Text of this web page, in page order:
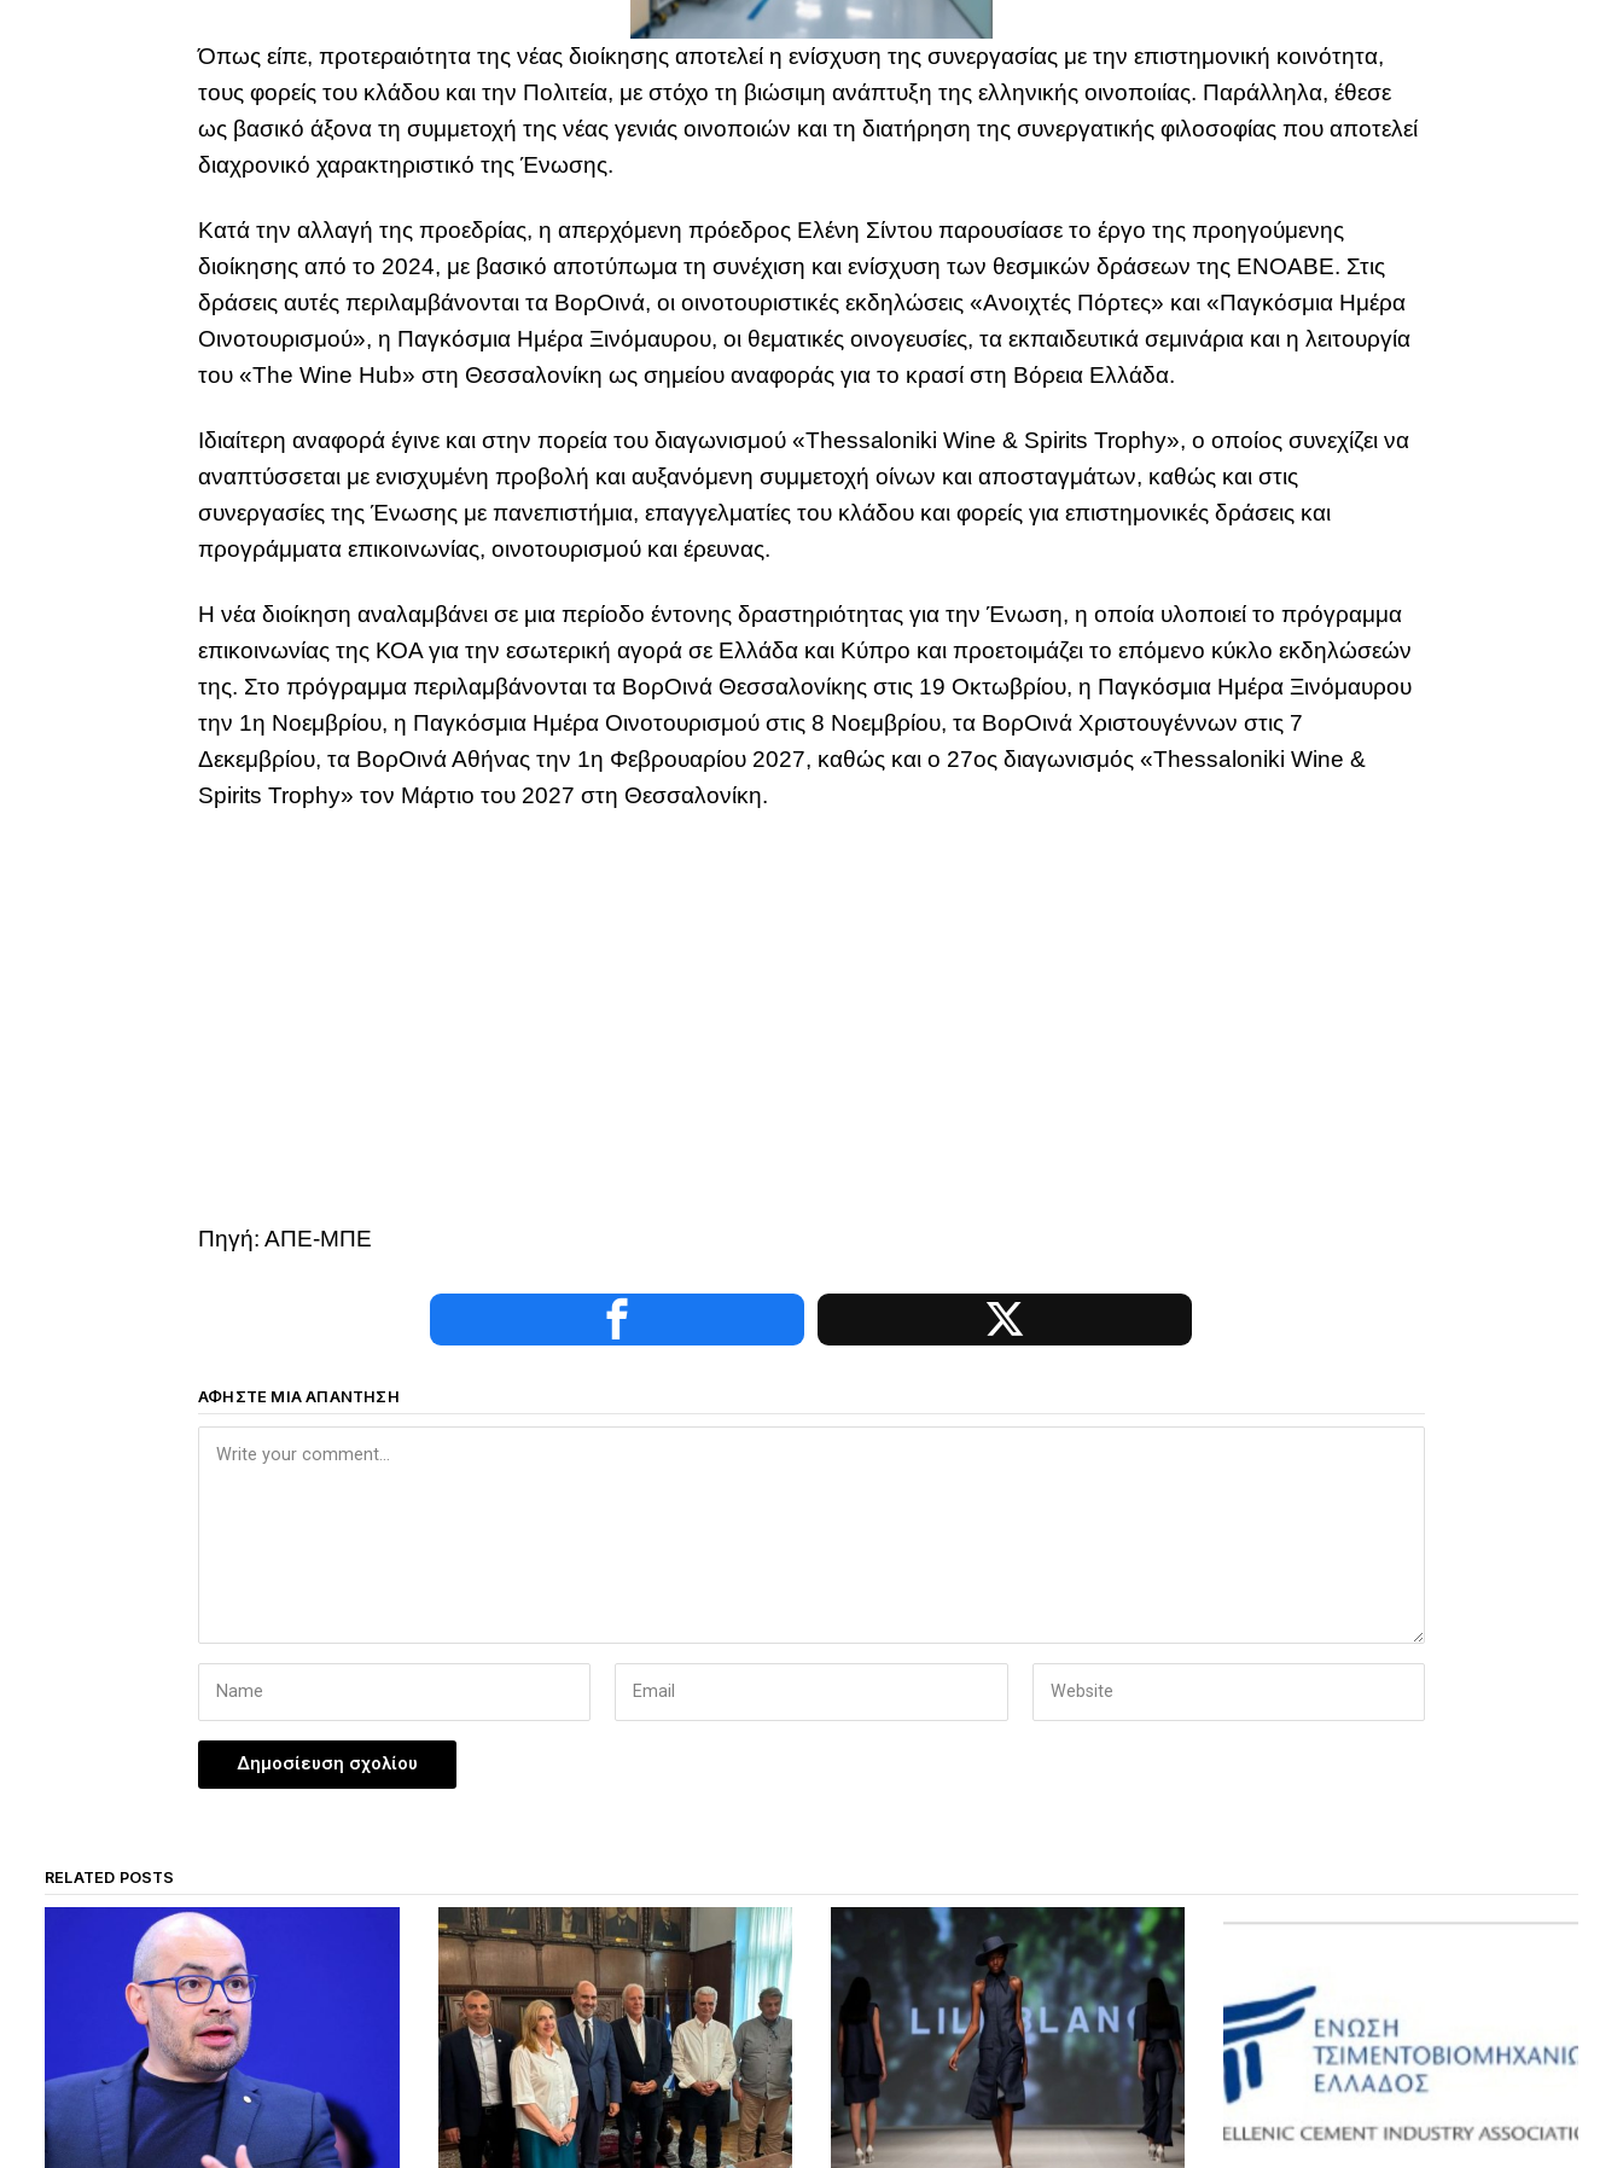
Όπως είπε, προτεραιότητα της νέας διοίκησης αποτελεί η ενίσχυση της συνεργασίας με την επιστημονική κοινότητα,
τους φορείς του κλάδου και την Πολιτεία, με στόχο τη βιώσιμη ανάπτυξη της ελληνικής οινοποιίας. Παράλληλα, έθεσε
ως βασικό άξονα τη συμμετοχή της νέας γενιάς οινοποιών και τη διατήρηση της συνεργατικής φιλοσοφίας που αποτελεί
διαχρονικό χαρακτηριστικό της Ένωσης.
Κατά την αλλαγή της προεδρίας, η απερχόμενη πρόεδρος Ελένη Σίντου παρουσίασε το έργο της προηγούμενης
διοίκησης από το 2024, με βασικό αποτύπωμα τη συνέχιση και ενίσχυση των θεσμικών δράσεων της ΕΝΟΑΒΕ. Στις
δράσεις αυτές περιλαμβάνονται τα ΒορΟινά, οι οινοτουριστικές εκδηλώσεις «Ανοιχτές Πόρτες» και «Παγκόσμια Ημέρα
Οινοτουρισμού», η Παγκόσμια Ημέρα Ξινόμαυρου, οι θεματικές οινογευσίες, τα εκπαιδευτικά σεμινάρια και η λειτουργία
του «The Wine Hub» στη Θεσσαλονίκη ως σημείου αναφοράς για το κρασί στη Βόρεια Ελλάδα.
Ιδιαίτερη αναφορά έγινε και στην πορεία του διαγωνισμού «Thessaloniki Wine & Spirits Trophy», ο οποίος συνεχίζει να
αναπτύσσεται με ενισχυμένη προβολή και αυξανόμενη συμμετοχή οίνων και αποσταγμάτων, καθώς και στις
συνεργασίες της Ένωσης με πανεπιστήμια, επαγγελματίες του κλάδου και φορείς για επιστημονικές δράσεις και
προγράμματα επικοινωνίας, οινοτουρισμού και έρευνας.
Η νέα διοίκηση αναλαμβάνει σε μια περίοδο έντονης δραστηριότητας για την Ένωση, η οποία υλοποιεί το πρόγραμμα
επικοινωνίας της ΚΟΑ για την εσωτερική αγορά σε Ελλάδα και Κύπρο και προετοιμάζει το επόμενο κύκλο εκδηλώσεών
της. Στο πρόγραμμα περιλαμβάνονται τα ΒορΟινά Θεσσαλονίκης στις 19 Οκτωβρίου, η Παγκόσμια Ημέρα Ξινόμαυρου
την 1η Νοεμβρίου, η Παγκόσμια Ημέρα Οινοτουρισμού στις 8 Νοεμβρίου, τα ΒορΟινά Χριστουγέννων στις 7
Δεκεμβρίου, τα ΒορΟινά Αθήνας την 1η Φεβρουαρίου 2027, καθώς και ο 27ος διαγωνισμός «Thessaloniki Wine &
Spirits Trophy» τον Μάρτιο του 2027 στη Θεσσαλονίκη.
Πηγή: ΑΠΕ-ΜΠΕ
ΑΦΉΣΤΕ ΜΙΑ ΑΠΆΝΤΗΣΗ
RELATED POSTS